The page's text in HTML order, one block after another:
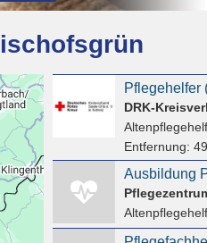
DRK-
Entfernung:
Ausbildung